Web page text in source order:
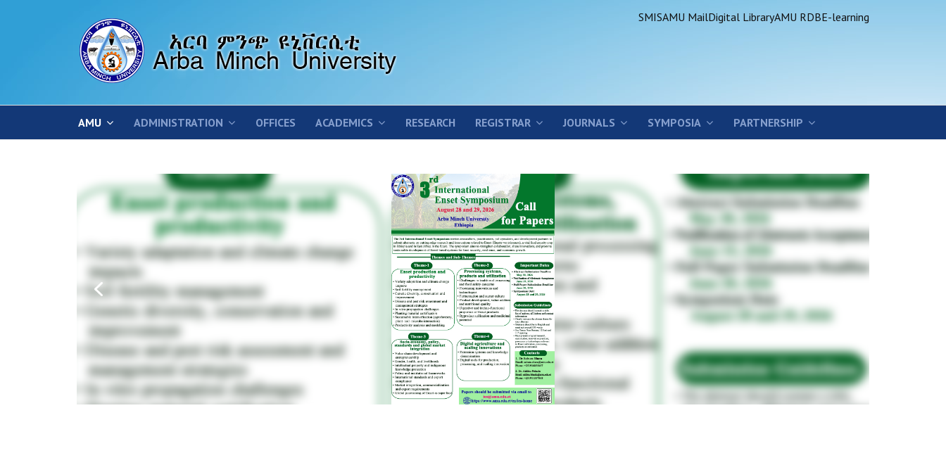
SMISAMU MailDigital LibraryAMU RDBE-learning
AMU ADMINISTRATION OFFICES ACADEMICS RESEARCH REGISTRAR JOURNALS SYMPOSIA PARTNERSHIP